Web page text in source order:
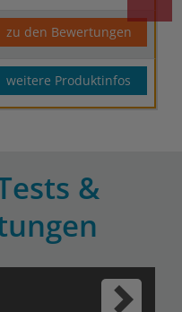
zu den Bewertungen
weitere Produktinfos
&